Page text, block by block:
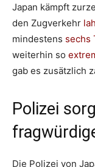
Japan kämpft
den Zugverkehr
mindestens sechs
weiterhin so
gab es zusätzlich
Polizei
Die Polizei von